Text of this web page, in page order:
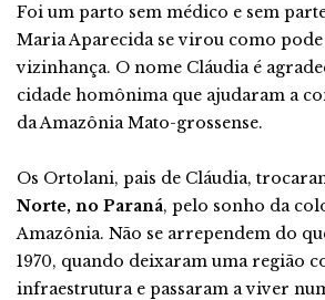
Foi um parto sem médico e sem
Maria Aparecida se virou como pode
vizinhança. O nome Cláudia é
cidade homônima que ajudaram a
da Amazônia Mato-grossense.
Os Ortolani, pais de Cláudia,
Norte, no Paraná, pelo sonho da
Amazônia. Não se arrependem do
1970, quando deixaram uma região
infraestrutura e passaram a viver